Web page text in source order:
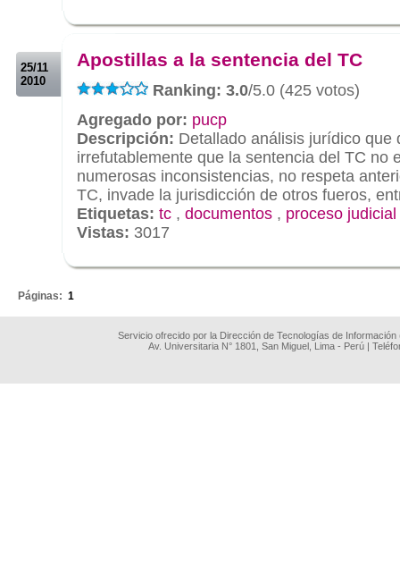
25/11
2010
Apostillas a la sentencia del TC
Ranking: 3.0/5.0 (425 votos)
Agregado por: pucp
Descripción: Detallado análisis jurídico que
irrefutablemente que la sentencia del TC no
numerosas inconsistencias, no respeta
TC, invade la jurisdicción de otros fueros,
Etiquetas: tc , documentos , proceso judicial
Vistas: 3017
Páginas: 1
Servicio ofrecido por la Dirección de Tecnologías de
Av. Universitaria N° 1801, San Miguel, Lima - Perú |